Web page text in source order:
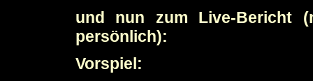
und nun zum Live-Bericht
persönlich):
Vorspiel: